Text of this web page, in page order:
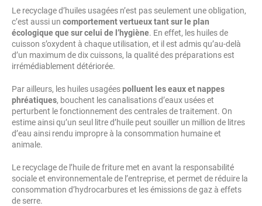
Le recyclage d’huiles usagées n’est pas seulement une obligation,
c’est aussi un comportement vertueux tant sur le plan
écologique que sur celui de l’hygiène. En effet, les huiles de
cuisson s’oxydent à chaque utilisation, et il est admis qu’au-delà
d’un maximum de dix cuissons, la qualité des préparations est
irrémédiablement détériorée.
Par ailleurs, les huiles usagéespolluent les eaux et nappes
phréatiques, bouchent les canalisations d’eaux usées et
perturbent le fonctionnement des centrales de traitement. On
estime ainsi qu’un seul litre d’huile peut souiller un million de litres
d’eau ainsi rendu impropre à la consommation humaine et
animale.
Le recyclage de l’huile de friture met en avant la responsabilité
sociale et environnementale de l’entreprise, et permet de réduire la
consommation d’hydrocarbures et les émissions de gaz à effets
de serre.